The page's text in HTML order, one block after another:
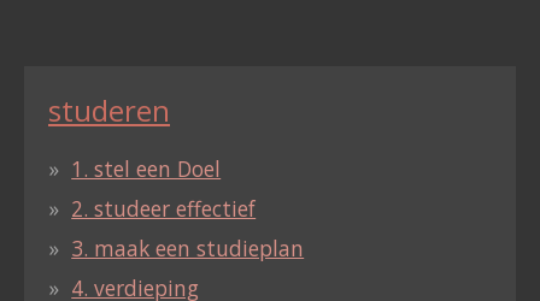
studeren
1. stel een Doel
2. studeer effectief
3. maak een studieplan
4. verdieping